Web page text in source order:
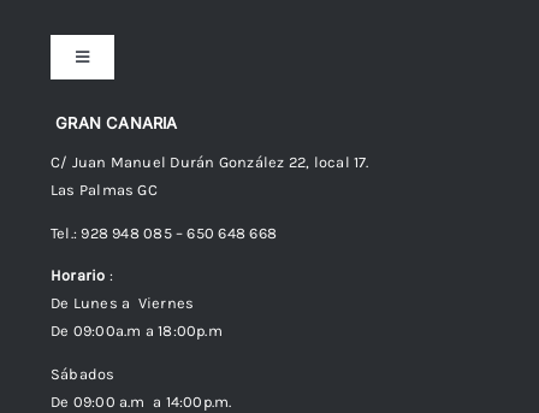
GRAN CANARIA
C/ Juan Manuel Durán González 22, local 17.
Las Palmas GC
Tel.: 928 948 085 – 650 648 668
Horario :
De Lunes a Viernes
De 09:00a.m a 18:00p.m
Sábados
De 09:00 a.m a 14:00p.m.
Toggle
Navigation
Preguntas frecuentes
Envíos
Política de Privacidad